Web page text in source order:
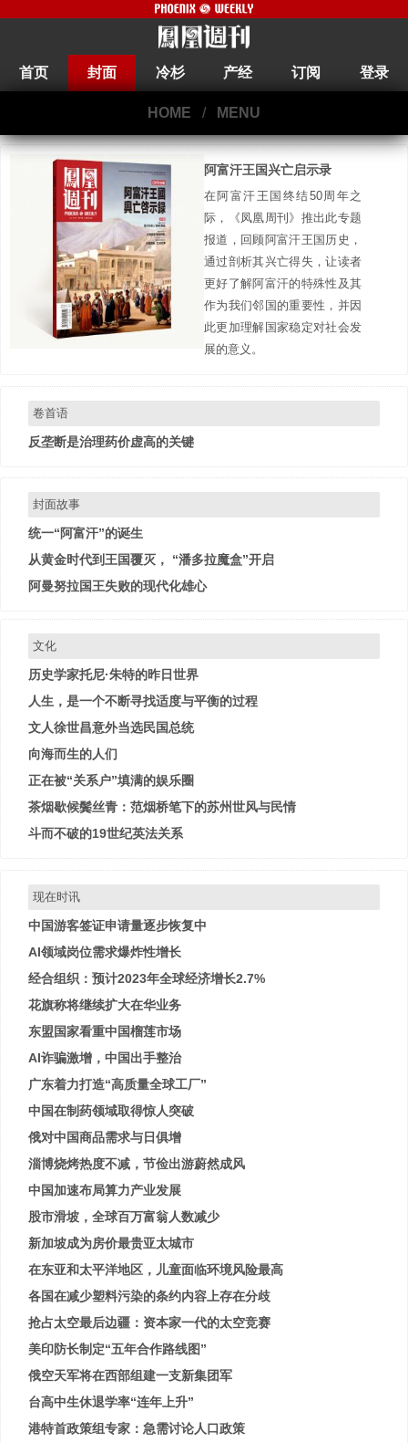
首页 封面 冷杉 产经 订阅 登录
HOME / MENU
阿富汗王国兴亡启示录
在阿富汗王国终结50周年之
际，《凤凰周刊》推出此专题
报道，回顾阿富汗王国历史，
通过剖析其兴亡得失，让读者
更好了解阿富汗的特殊性及其
作为我们邻国的重要性，并因
此更加理解国家稳定对社会发
展的意义。
卷首语
反垄断是治理药价虚高的关键
封面故事
统一“阿富汗”的诞生
从黄金时代到王国覆灭， “潘多拉魔盒”开启
阿曼努拉国王失败的现代化雄心
文化
历史学家托尼·朱特的昨日世界
人生，是一个不断寻找适度与平衡的过程
文人徐世昌意外当选民国总统
向海而生的人们
正在被“关系户”填满的娱乐圈
茶烟歇候鬓丝青：范烟桥笔下的苏州世风与民情
斗而不破的19世纪英法关系
现在时讯
中国游客签证申请量逐步恢复中
AI领域岗位需求爆炸性增长
经合组织：预计2023年全球经济增长2.7%
花旗称将继续扩大在华业务
东盟国家看重中国榴莲市场
AI诈骗激增，中国出手整治
广东着力打造“高质量全球工厂”
中国在制药领域取得惊人突破
俄对中国商品需求与日俱增
淄博烧烤热度不减，节俭出游蔚然成风
中国加速布局算力产业发展
股市滑坡，全球百万富翁人数减少
新加坡成为房价最贵亚太城市
在东亚和太平洋地区，儿童面临环境风险最高
各国在减少塑料污染的条约内容上存在分歧
抢占太空最后边疆：资本家一代的太空竞赛
美印防长制定“五年合作路线图”
俄空天军将在西部组建一支新集团军
台高中生休退学率“连年上升”
港特首政策组专家：急需讨论人口政策